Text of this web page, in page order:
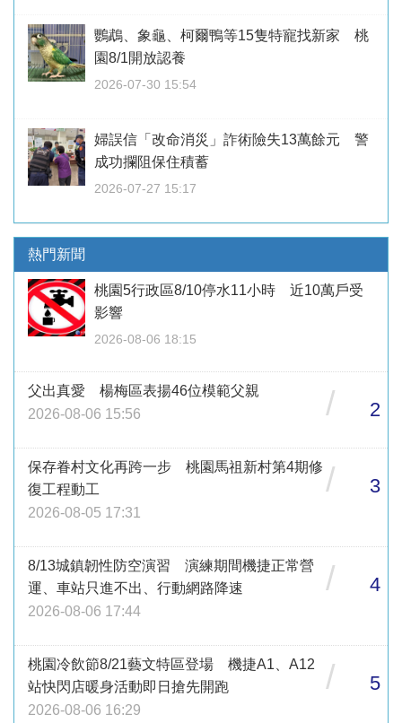
鸚鵡、象龜、柯爾鴨等15隻特寵找新家 桃
園8/1開放認養
2026-07-30 15:54
婦誤信「改命消災」詐術險失13萬餘元 警
成功攔阻保住積蓄
2026-07-27 15:17
熱門新聞
桃園5行政區8/10停水11小時 近10萬戶受
影響
2026-08-06 18:15
父出真愛 楊梅區表揚46位模範父親
2026-08-06 15:56
/ 2
保存眷村文化再跨一步 桃園馬祖新村第4期修
復工程動工
2026-08-05 17:31
/ 3
8/13城鎮韌性防空演習 演練期間機捷正常營
運、車站只進不出、行動網路降速
2026-08-06 17:44
/ 4
桃園冷飲節8/21藝文特區登場 機捷A1、A12
站快閃店暖身活動即日搶先開跑
2026-08-06 16:29
/ 5